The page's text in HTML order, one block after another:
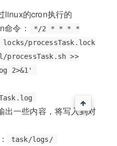
linux的cron执行的
令：
*/2 * * * *
processTask.lock
>>
2>&1'
出一些内容，将写入到对
task/logs/